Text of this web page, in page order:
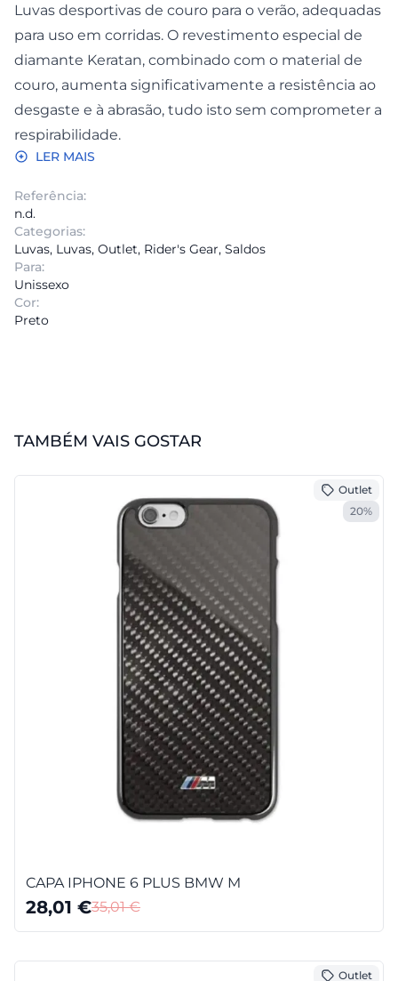
Luvas desportivas de couro para o verão, adequadas
para uso em corridas. O revestimento especial de
diamante Keratan, combinado com o material de
couro, aumenta significativamente a resistência ao
desgaste e à abrasão, tudo isto sem comprometer a
respirabilidade.
LER MAIS
Referência:
n.d.
Categorias:
Luvas, Luvas, Outlet, Rider's Gear, Saldos
Para:
Unissexo
Cor:
Preto
TAMBÉM VAIS GOSTAR
Outlet
20%
CAPA IPHONE 6 PLUS BMW M
28,01 €35,01€
Outlet